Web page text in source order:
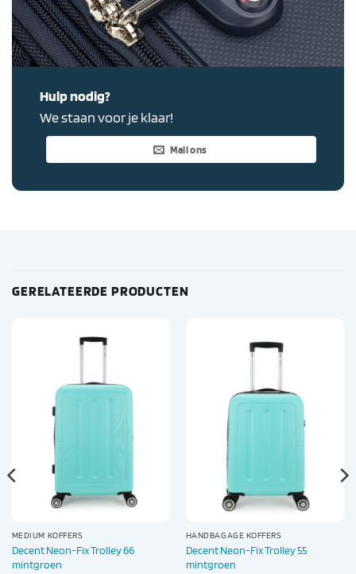
Hulp nodig?
We staan voor je klaar!
Mail ons
GERELATEERDE PRODUCTEN
MEDIUM KOFFERS
Decent Neon-Fix Trolley 66
mintgroen
HANDBAGAGE KOFFERS
Decent Neon-Fix Trolley 55
mintgroen